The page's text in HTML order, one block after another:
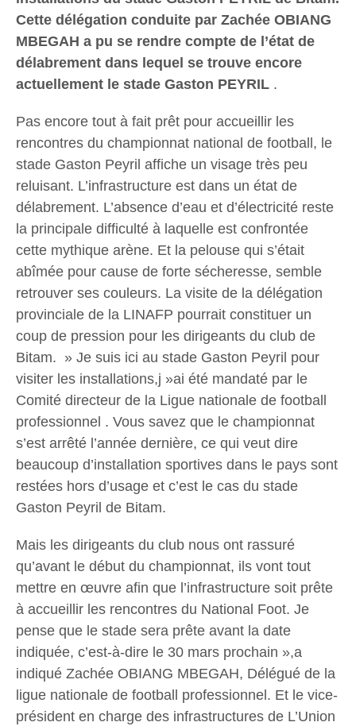
Cette délégation conduite par Zachée OBIANG
MBEGAH a pu se rendre compte de l’état de
délabrement dans lequel se trouve encore
actuellement le stade Gaston PEYRIL .
Pas encore tout à fait prêt pour accueillir les
rencontres du championnat national de football, le
stade Gaston Peyril affiche un visage très peu
reluisant. L’infrastructure est dans un état de
délabrement. L’absence d’eau et d’électricité reste
la principale difficulté à laquelle est confrontée
cette mythique arène. Et la pelouse qui s’était
abîmée pour cause de forte sécheresse, semble
retrouver ses couleurs. La visite de la délégation
provinciale de la LINAFP pourrait constituer un
coup de pression pour les dirigeants du club de
Bitam. » Je suis ici au stade Gaston Peyril pour
visiter les installations,j »ai été mandaté par le
Comité directeur de la Ligue nationale de football
professionnel . Vous savez que le championnat
s’est arrêté l’année dernière, ce qui veut dire
beaucoup d’installation sportives dans le pays sont
restées hors d’usage et c’est le cas du stade
Gaston Peyril de Bitam.
Mais les dirigeants du club nous ont rassuré
qu’avant le début du championnat, ils vont tout
mettre en œuvre afin que l’infrastructure soit prête
à accueillir les rencontres du National Foot. Je
pense que le stade sera prête avant la date
indiquée, c’est-à-dire le 30 mars prochain »,a
indiqué Zachée OBIANG MBEGAH, Délégué de la
ligue nationale de football professionnel. Et le vice-
président en charge des infrastructures de L’Union